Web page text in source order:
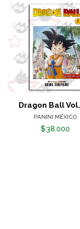
Dragon Ball
PANINI MÉXICO
$38.000